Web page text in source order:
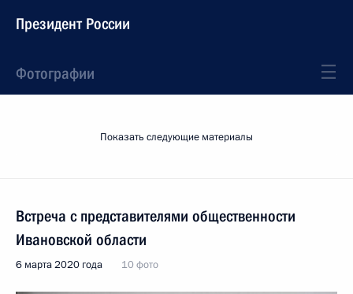
Президент России
Фотографии
Показать следующие материалы
Встреча с представителями общественности
Ивановской области
6 марта 2020 года 10 фото